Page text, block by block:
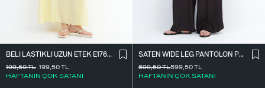
BELI LASTIKLI UZUN ETEK E17627
199,50TL
HAFTANIN ÇOK SATANI
199,50TL
SATEN WIDE LEG PANTOLON PN17298
899,50TL
HAFTANIN ÇOK SATANI
899,50TL